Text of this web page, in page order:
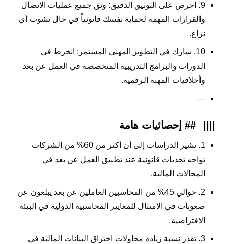
9. احرص على التوثيق الدقيق: وثق جميع عمليات الاتصال
والقرارات المهمة لحماية نفسك قانونياً في حال نشوب أي
نزاع.
10. شارك في التطوير المهني المستمر: انخرط في
الدورات والبرامج التدريبية المتخصصة في العمل عن بعد
وأخلاقيات المهنة الرقمية.
—
## إحصائيات هامة
1. تشير الدراسات إلى أن أكثر من 60% من الشركات
تواجه تحديات قانونية عند تطبيق العمل عن بعد في
المجالات المالية.
2. حوالي 45% من المحاسبين العاملين عن بعد يبلغون عن
صعوبات في الامتثال للمعايير المحاسبية الدولية في البيئة
الافتراضية.
3. تقدر نسبة زيادة محاولات اختراق البيانات المالية في